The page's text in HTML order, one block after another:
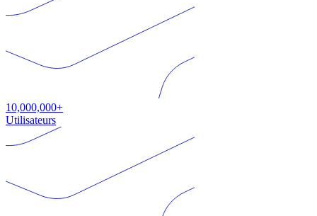
10,000,000+
Utilisateurs